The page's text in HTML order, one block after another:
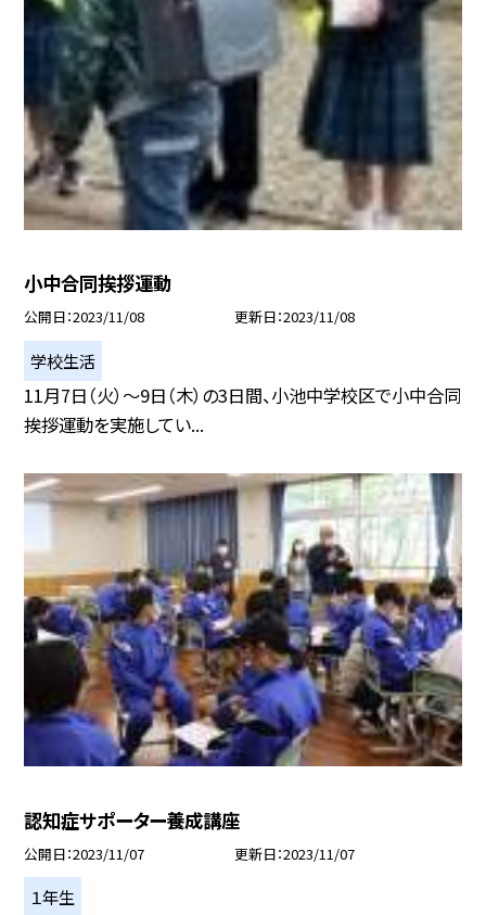
小中合同挨拶運動
公開日 2023/11/08 更新日 2023/11/08
学校生活
11月7日（火）〜9日（木）の3日間、小池中学校区で小中合同
挨拶運動を実施してい...
認知症サポーター養成講座
公開日 2023/11/07 更新日 2023/11/07
１年生